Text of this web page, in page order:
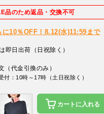
品のため返品・交換不可
に10％OFF！8.12(水)11:59まで
即日出荷（日祝除く）
（代金引換のみ）
付：10時～17時（土日祝除く）
カートに入れる